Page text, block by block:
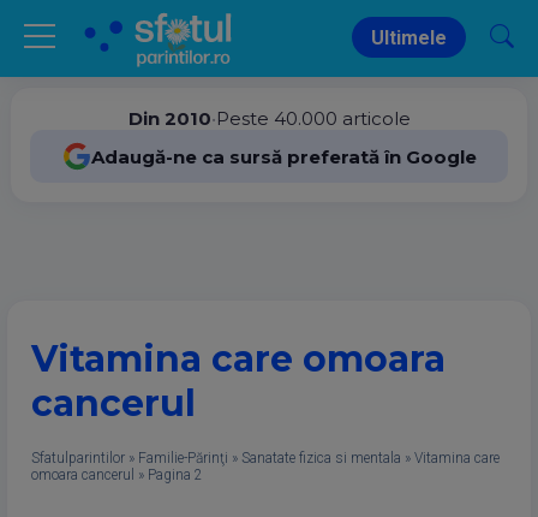
Ultimele
Din 2010•Peste 40.000 articole
Adaugă-ne ca sursă preferată în Google
Vitamina care omoara
cancerul
Sfatulparintilor » Familie-Părinţi » Sanatate fizica si mentala » Vitamina care
omoara cancerul » Pagina 2